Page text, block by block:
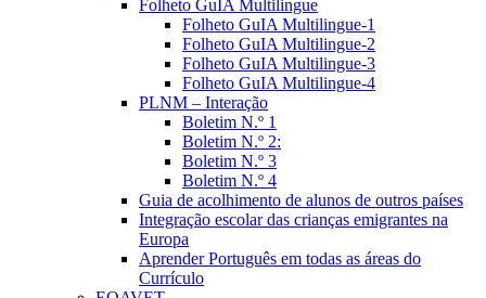
Folheto GuIA Multilingue
Folheto GuIA Multilingue-1
Folheto GuIA Multilingue-2
Folheto GuIA Multilingue-3
Folheto GuIA Multilingue-4
PLNM – Interação
Boletim N.º 1
Boletim N.º 2:
Boletim N.º 3
Boletim N.º 4
Guia de acolhimento de alunos de outros países
Integração escolar das crianças emigrantes na
Europa
Aprender Português em todas as áreas do
Currículo